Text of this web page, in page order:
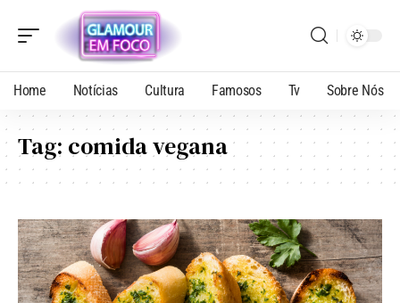
Home Notícias Cultura Famosos Tv Sobre Nós
Tag: comida vegana